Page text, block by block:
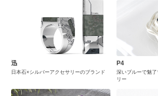
迅
日本石×シルバーアクセサリーのブランド
P4
深いブルーで魅
リー